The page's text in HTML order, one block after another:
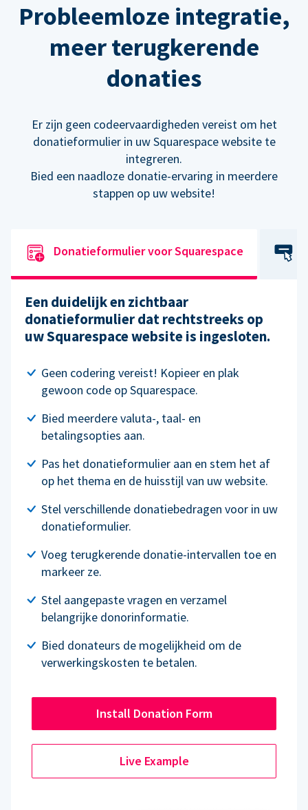
Probleemloze integratie,
meer terugkerende
donaties
Er zijn geen codeervaardigheden vereist om het
donatieformulier in uw Squarespace website te
integreren.
Bied een naadloze donatie-ervaring in meerdere
stappen op uw website!
Donatieformulier voor Squarespace
Een duidelijk en zichtbaar
donatieformulier dat rechtstreeks op
uw Squarespace website is ingesloten.
Geen codering vereist! Kopieer en plak
gewoon code op Squarespace.
Bied meerdere valuta-, taal- en
betalingsopties aan.
Pas het donatieformulier aan en stem het af
op het thema en de huisstijl van uw website.
Stel verschillende donatiebedragen voor in uw
donatieformulier.
Voeg terugkerende donatie-intervallen toe en
markeer ze.
Stel aangepaste vragen en verzamel
belangrijke donorinformatie.
Bied donateurs de mogelijkheid om de
verwerkingskosten te betalen.
Install Donation Form
Live Example